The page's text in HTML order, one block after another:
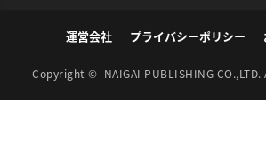
運営会社 プライバシーポリシー
Copyright © NAIGAI PUBLISHING CO.,LTD.